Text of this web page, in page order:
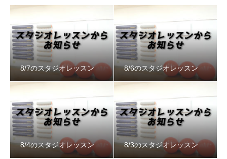
8/7のスタジオレッスン 8/6のスタジオレッスン
8/4のスタジオレッスン 8/3のスタジオレッスン